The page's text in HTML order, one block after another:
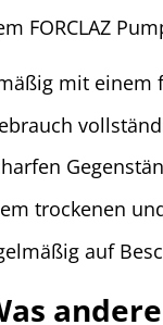
FORCLAZ
mit
trockenen
auf